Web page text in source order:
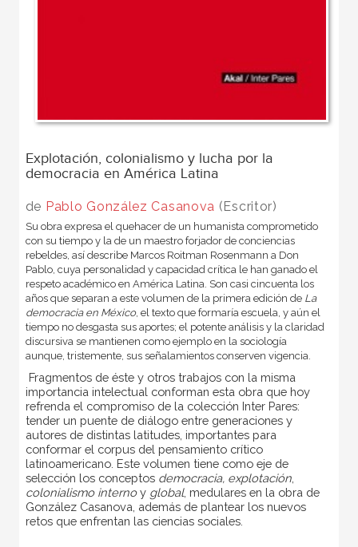
Explotación, colonialismo y lucha por la
democracia en América Latina
de Pablo González Casanova (Escritor)
Su obra expresa el quehacer de un humanista comprometido
con su tiempo y la de un maestro forjador de conciencias
rebeldes, así describe Marcos Roitman Rosenmann a Don
Pablo, cuya personalidad y capacidad crítica le han ganado el
respeto académico en América Latina. Son casi cincuenta los
años que separan a este volumen de la primera edición de La
democracia en México, el texto que formaría escuela, y aún el
tiempo no desgasta sus aportes; el potente análisis y la claridad
discursiva se mantienen como ejemplo en la sociología
aunque, tristemente, sus señalamientos conserven vigencia.
Fragmentos de éste y otros trabajos con la misma
importancia intelectual conforman esta obra que hoy
refrenda el compromiso de la colección Inter Pares:
tender un puente de diálogo entre generaciones y
autores de distintas latitudes, importantes para
conformar el corpus del pensamiento crítico
latinoamericano. Este volumen tiene como eje de
selección los conceptos democracia, explotación,
colonialismo internoy global, medulares en la obra de
González Casanova, además de plantear los nuevos
retos que enfrentan las ciencias sociales.